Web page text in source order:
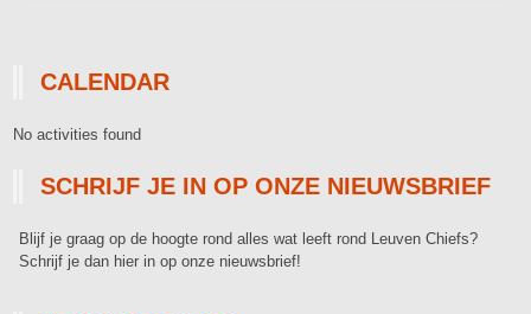
CALENDAR
No activities found
SCHRIJF JE IN OP ONZE NIEUWSBRIEF
Blijf je graag op de hoogte rond alles wat leeft rond Leuven Chiefs?
Schrijf je dan hier in op onze nieuwsbrief!